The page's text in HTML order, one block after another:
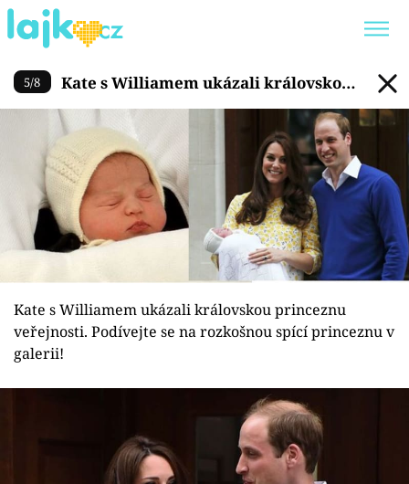
Trendy: KARLOS VÉMOLA
ONLYFANS
SHOPAHOLICADEL
Témata
Showbyznys
Youtubeři
Virály
Kate s Williamem ukázali
5/8
Kate s Williamem ukázali královskou
princeznu veřejnosti. Podívejte se na
rozkošnou spící princeznu v galerii!
Kate s Williamem ukázali královskou princeznu
veřejnosti. Podívejte se na rozkošnou spící princeznu v
galerii!